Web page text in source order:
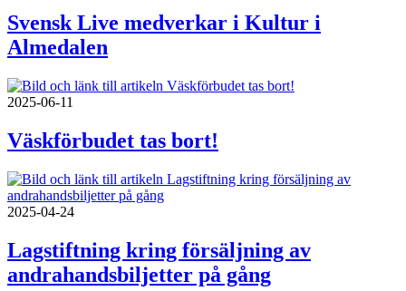
Svensk Live medverkar i Kultur i
Almedalen
2025-06-11
Väskförbudet tas bort!
2025-04-24
Lagstiftning kring försäljning av
andrahandsbiljetter på gång